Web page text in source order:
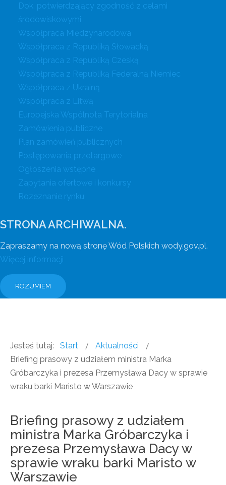
Dok. potwierdzający zgodność z celami
środowiskowymi
Współpraca Międzynarodowa
Współpraca z Republiką Słowacką
Współpraca z Republiką Czeską
Współpraca z Republiką Federalną Niemiec
Współpraca z Ukrainą
Współpraca z Litwą
Europejska Wspólnota Terytorialna
Zamówienia publiczne
Plan zamówień publicznych
Postępowania przetargowe
Ogłoszenia wstępne
Zapytania ofertowe i konkursy
Rozeznanie rynku
STRONA ARCHIWALNA.
Zapraszamy na nową stronę Wód Polskich wody.gov.pl.
Więcej informacji
ROZUMIEM
Jesteś tutaj: Start
Aktualności
Briefing prasowy z udziałem ministra Marka
Gróbarczyka i prezesa Przemysława Dacy w sprawie
wraku barki Maristo w Warszawie
Briefing prasowy z udziałem
ministra Marka Gróbarczyka i
prezesa Przemysława Dacy w
sprawie wraku barki Maristo w
Warszawie